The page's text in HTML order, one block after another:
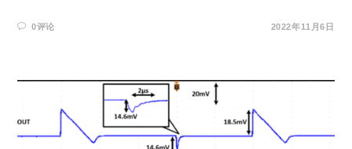
0评论 2022年11月6日